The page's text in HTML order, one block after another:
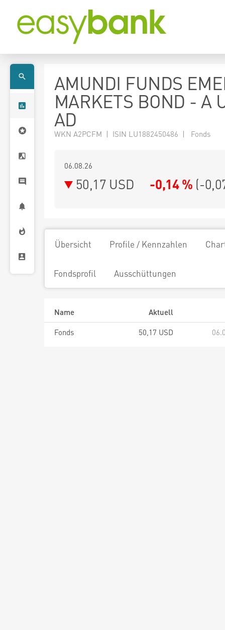
AMUNDI FUNDS
MARKETS BOND - A
AD
WKN A2PCFM | ISIN LU1882450486 | Fonds
06.08.26
50,17 USD -0,14 % (-
Übersicht Profile / Kennzahlen
Fondsprofil Ausschüttungen
Name
Aktuell
Fonds
50,17 USD